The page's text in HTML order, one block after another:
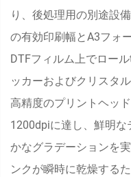
り、後処理用の別途設
の有効印刷幅とA3フォ
DTFフィルム上でロー
ッカーおよびクリスタ
高精度のプリントヘッ
1200dpiに達し、鮮明
かなグラデーションを
ンクが瞬時に乾燥する